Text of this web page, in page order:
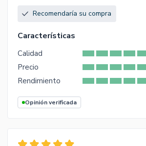
Recomendaría su compra
Características
Calidad
Precio
Rendimiento
Opinión verificada